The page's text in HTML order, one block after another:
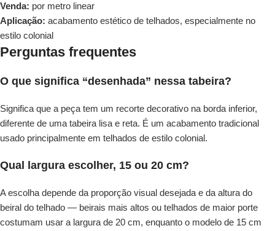
Venda: por metro linear
Aplicação: acabamento estético de telhados, especialmente no
estilo colonial
Perguntas frequentes
O que significa “desenhada” nessa tabeira?
Significa que a peça tem um recorte decorativo na borda inferior,
diferente de uma tabeira lisa e reta. É um acabamento tradicional
usado principalmente em telhados de estilo colonial.
Qual largura escolher, 15 ou 20 cm?
A escolha depende da proporção visual desejada e da altura do
beiral do telhado — beirais mais altos ou telhados de maior porte
costumam usar a largura de 20 cm, enquanto o modelo de 15 cm